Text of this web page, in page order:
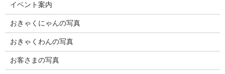
イベント案内
おきゃくにゃんの写真
おきゃくわんの写真
お客さまの写真